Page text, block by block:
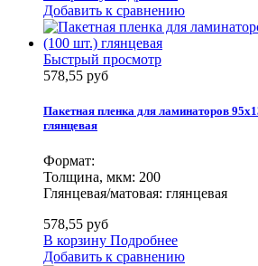
Добавить к сравнению
Быстрый просмотр
578,55 руб
Пакетная пленка для ламинаторов
глянцевая
Формат:
Толщина, мкм: 200
Глянцевая/матовая: глянцевая
578,55 руб
В корзину Подробнее
Добавить к сравнению